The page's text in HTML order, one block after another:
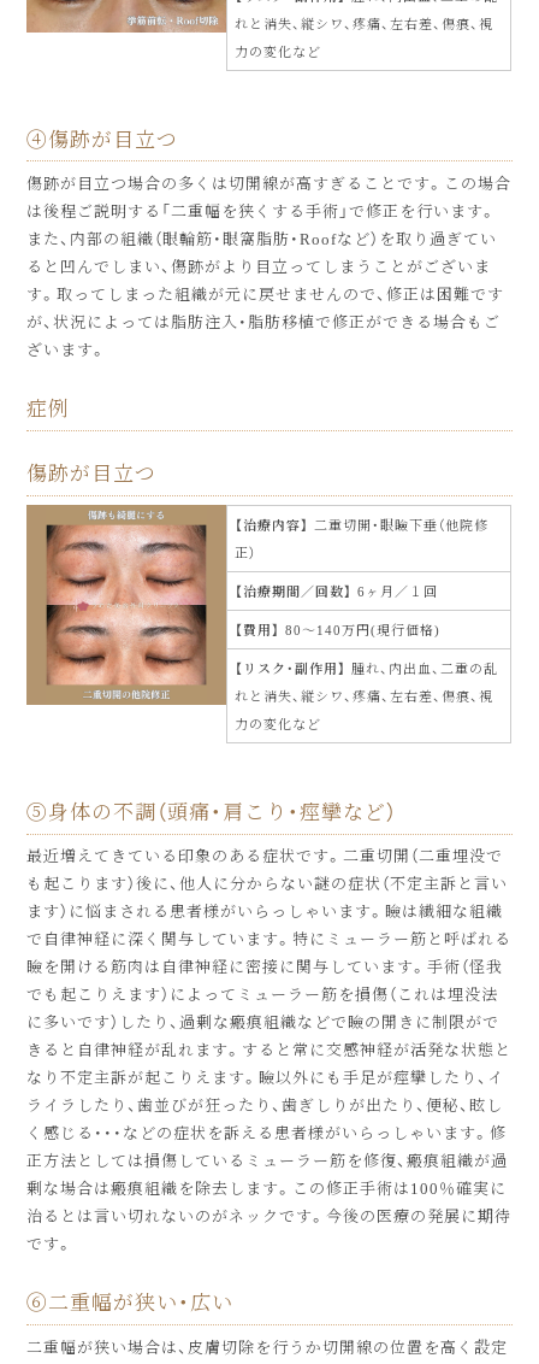
れと消失、縦シワ、疼痛、左右差、傷痕、視
力の変化など
④傷跡が目立つ
傷跡が目立つ場合の多くは切開線が高すぎることです。この場合
は後程ご説明する「二重幅を狭くする手術」で修正を行います。
また、内部の組織（眼輪筋・眼窩脂肪・Roofなど）を取り過ぎてい
ると凹んでしまい、傷跡がより目立ってしまうことがございま
す。取ってしまった組織が元に戻せませんので、修正は困難です
が、状況によっては脂肪注入・脂肪移植で修正ができる場合もご
ざいます。
症例
傷跡が目立つ
治療内容
二重切開・眼瞼下垂（他院修
正）
治療期間／回数 6ヶ月／１回
費用 80〜140万円(現行価格)
リスク・副作用
腫れ、内出血、二重の乱
れと消失、縦シワ、疼痛、左右差、傷痕、視
力の変化など
⑤身体の不調（頭痛・肩こり・痙攣など）
最近増えてきている印象のある症状です。二重切開（二重埋没で
も起こります）後に、他人に分からない謎の症状（不定主訴と言い
ます）に悩まされる患者様がいらっしゃいます。瞼は繊細な組織
で自律神経に深く関与しています。特にミューラー筋と呼ばれる
瞼を開ける筋肉は自律神経に密接に関与しています。手術（怪我
でも起こりえます）によってミューラー筋を損傷（これは埋没法
に多いです）したり、過剰な瘢痕組織などで瞼の開きに制限がで
きると自律神経が乱れます。すると常に交感神経が活発な状態と
なり不定主訴が起こりえます。瞼以外にも手足が痙攣したり、イ
ライラしたり、歯並びが狂ったり、歯ぎしりが出たり、便秘、眩し
く感じる・・・などの症状を訴える患者様がいらっしゃいます。修
正方法としては損傷しているミューラー筋を修復、瘢痕組織が過
剰な場合は瘢痕組織を除去します。この修正手術は100％確実に
治るとは言い切れないのがネックです。今後の医療の発展に期待
です。
⑥二重幅が狭い・広い
二重幅が狭い場合は、皮膚切除を行うか切開線の位置を高く設定